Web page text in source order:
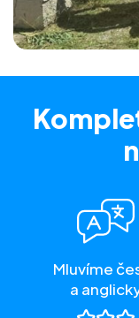
Mluvíme
a